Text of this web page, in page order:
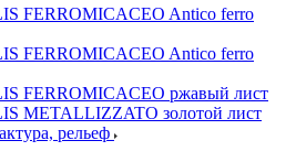
FERROMICACEO Antico ferro
FERROMICACEO Antico ferro
FERROMICACEO ржавый лист
METALLIZZATO золотой лист
рельеф